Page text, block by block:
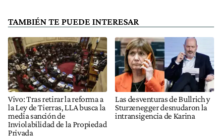
TAMBIÉN TE PUEDE INTERESAR
Vivo: Tras retirar la reforma a
la Ley de Tierras, LLA busca la
media sanción de
Inviolabilidad de la Propiedad
Privada
Las desventuras de Bullrich y
Sturzenegger desnudaron la
intransigencia de Karina